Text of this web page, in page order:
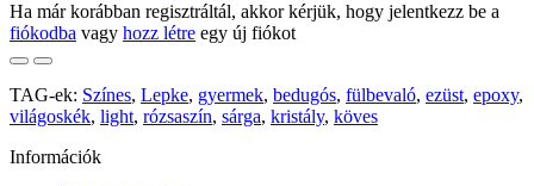
Ha már korábban regisztráltál, akkor kérjük, hogy jelentkezz be a
fiókodba vagy hozz létre egy új fiókot
TAG-ek: Színes, Lepke, gyermek, bedugós, fülbevaló, ezüst, epoxy,
világoskék, light, rózsaszín, sárga, kristály, köves
Információk